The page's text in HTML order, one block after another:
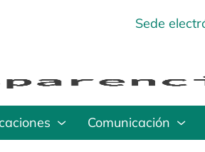
Sede
Comunicación